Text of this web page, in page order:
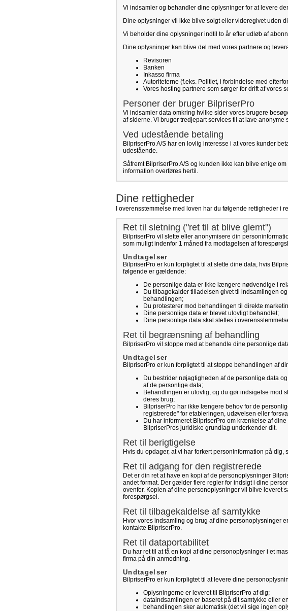
Vi indsamler og behandler dine oplysninger for at levere
Dine oplysninger vil ikke blive solgt eller videregivet uden
Vi beholder dine oplysninger indtil to år efter udløb af
Dine oplysninger kan blive del med vores partnere og
Revisoren
Banken
Inkasso firma
Autoriteterne (f.eks. Politiet, i forbindelse med
Vores hosting partnere som sørger for drift af vores
Personer der bruger BilpriserPro
Vi indsamler data omkring hvilke sider vores brugere
af siderne. Vi bruger tredjepart services til at lave anonyme
Ved udestående betaling
BilpriserPro A/S har en lovlig interesse i at vores kunder
udestående.
Såfremt BilpriserPro A/S og kunden ikke kan blive enige
information overføres hertil.
Dine rettigheder
I overensstemmelse med loven har du følgende rettigheder
Ret til sletning ("ret til at blive glemt")
BilpriserPro vil slette eller anonymisere din
som muligt indenfor 1 måned fra modtagelsen af
Undtagelser
BilpriserPro er kun forpligtet til at slette dine data, hvis
følgende er gældende:
De personlige data er ikke længere nødvendige i
Du tilbagekalder tilladelsen givet til indsamlingen
behandlingen;
Du protesterer mod behandlingen til direkte
Dine personlige data er blevet ulovligt behandlet;
Dine personlige data skal slettes i
Ret til begrænsning af behandling
BilpriserPro vil stoppe med at behandle dine personlige
Undtagelser
BilpriserPro er kun forpligtet til at stoppe behandlingen af
Du bestrider nøjagtigheden af de personlige data
af de personlige data;
Behandlingen er ulovlig, og du gør indsigelse mod
deres brug;
BilpriserPro har ikke længere behov for de
registrerede" for etableringen, udøvelsen eller
Du har informeret BilpriserPro om krænkelse af
BilpriserPros juridiske grundlag underkender dit.
Ret til berigtigelse
Hvis du opdager, at vi har forkert personinformation på
Ret til adgang for den registrerede
Det er din ret at have en kopi af de personoplysninger
andet format. Der gælder flere regler for indsigt i dine
ovenfor. Kopien af dine personoplysninger vil blive leveret
forespørgsel.
Ret til tilbagekaldelse af samtykke
Hvor vores indsamling og brug af dine personoplysninger
kontakte BilpriserPro.
Ret til dataportabilitet
Du har ret til at få en kopi af dine personoplysninger i et
firma på din anmodning.
Undtagelser
BilpriserPro er kun forpligtet til at levere dine
Oplysningerne er leveret til BilpriserPro af dig;
dataindsamlingen er baseret på dit samtykke eller
behandlingen sker automatisk (det vil sige ingen